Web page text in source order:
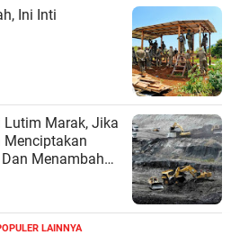
Ini Inti
Lutim Marak, Jika
Menciptakan
Menambah
LAINNYA